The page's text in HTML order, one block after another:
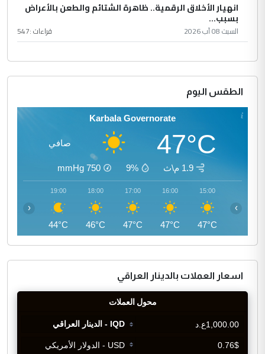
انهيار الأخلاق الرقمية.. ظاهرة الشتائم والطعن بالأعراض
بسبب...
السبت 08 آب 2026 قراءات :547
الطقس اليوم
Karbala Governorate
47°C صافي
1.9 م\ث 9%
750
mmHg
15:00
47°C
16:00
47°C
17:00
47°C
18:00
46°C
19:00
44°C
‹ ›
اسعار العملات بالدينار العراقي